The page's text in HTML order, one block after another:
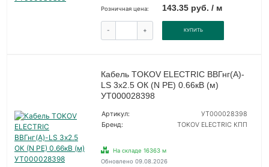
Розничная цена: 143.35 руб. / м
- + КУПИТЬ
Кабель TOKOV ELECTRIC ВВГнг(А)-
LS 3х2.5 ОК (N PE) 0.66кВ (м)
УТ000028398
Артикул:
УТ000028398
Бренд:
TOKOV ELECTRIC КПП
На складе 16363 м
Обновлено 09.08.2026